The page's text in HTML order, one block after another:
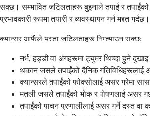
सक्छ। सम्भावित जटिलताहरू बुझ्नाले तपाईं र तपाईंको
प्रभावकारी रूपमा तयारी र व्यवस्थापन गर्न मद्दत गर्दछ।
क्यान्सर आफैंले यस्ता जटिलताहरू निम्त्याउन सक्छ:
नर्भ, हड्डी वा अंगहरूमा ट्युमर थिच्दा हुने दुखाइ
थकान जसले तपाईंको दैनिक गतिविधिहरूलाई
क्यान्सरले तपाईंको फोक्सोलाई असर गरेमा सास
मतली जसले तपाईंको भोक र पोषणलाई असर
तपाईंको पाचन प्रणालीलाई असर गर्ने दस्त वा